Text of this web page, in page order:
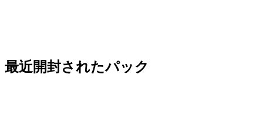
最近開封されたパック